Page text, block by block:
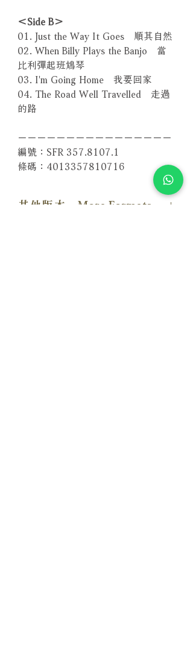
＜Side B＞
01. Just the Way It Goes 順其自然
02. When Billy Plays the Banjo 當
比利彈起班鴆琴
03. I'm Going Home 我要回家
04. The Road Well Travelled 走過
的路
－－－－－－－－－－－－－－－－
編號：SFR 357.8107.1
條碼：4013357810716
其他版本 More Formats